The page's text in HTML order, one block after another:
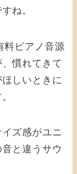
ね。
料ピアノ音源
慣れてきて
しいときに
ズ感がユニ
と違うサウ